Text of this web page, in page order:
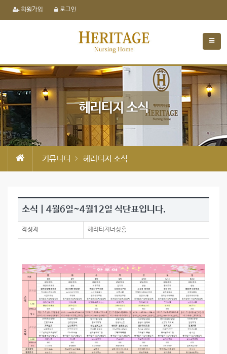
회원가입 로그인
헤리티지 소식
커뮤니티 헤리티지 소식
소식 | 4월6일~4월12일 식단표입니다.
작성자 헤리티지너싱홈